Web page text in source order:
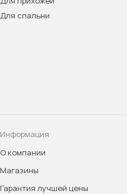
Для спальни
Информация
О компании
Магазины
Гарантия лучшей цены